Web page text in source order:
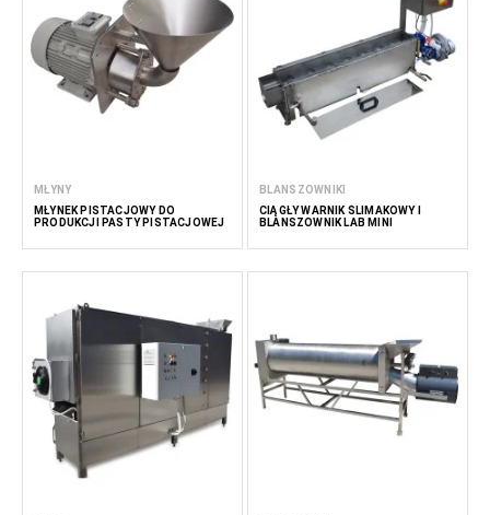
MŁYNY
MŁYNEK PISTACJOWY DO
PRODUKCJI PASTY PISTACJOWEJ
BLANSZOWNIKI
CIĄGŁY WARNIK ŚLIMAKOWY I
BLANSZOWNIK LAB MINI